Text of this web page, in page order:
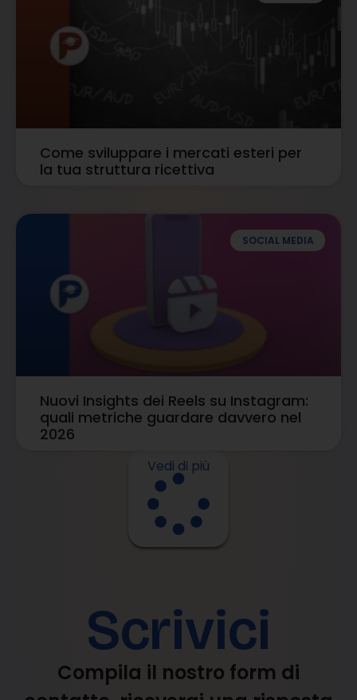
Come sviluppare i mercati esteri per
la tua struttura ricettiva
SOCIAL MEDIA
Nuovi Insights dei Reels su Instagram:
quali metriche guardare davvero nel
2026
Vedi di più
Scrivici
Compila il nostro form di